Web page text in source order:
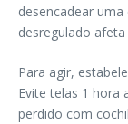
desencadear
desregulado
Para agir,
Evite telas 1 hora
perdido com